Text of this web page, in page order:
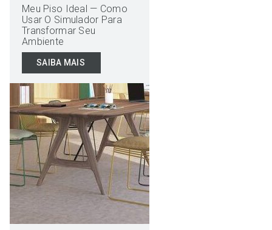
Meu Piso Ideal — Como
Usar O Simulador Para
Transformar Seu
Ambiente
SAIBA MAIS